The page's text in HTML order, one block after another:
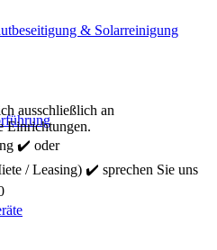
& Solarreinigung
ausschließlich an
Einrichtungen.
✔️ oder
/ Leasing) ✔️ sprechen Sie uns